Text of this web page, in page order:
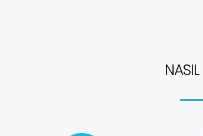
NASIL